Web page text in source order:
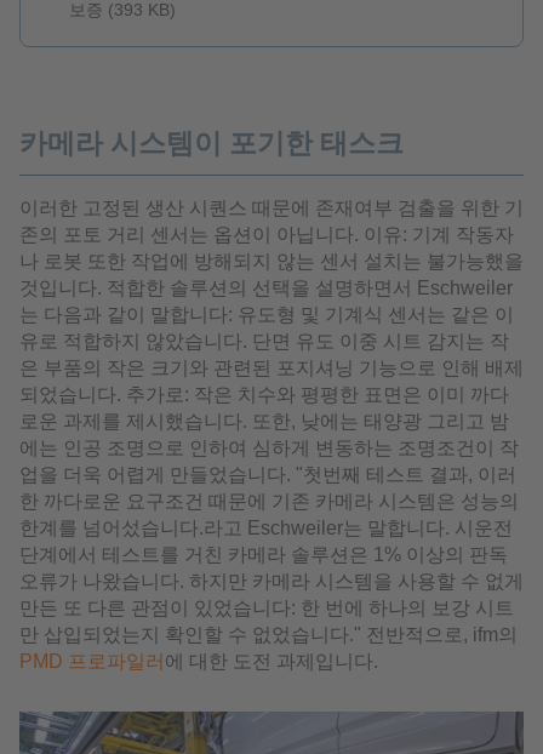
보증 (393 KB)
카메라 시스템이 포기한 태스크
이러한 고정된 생산 시퀀스 때문에 존재여부 검출을 위한 기
존의 포토 거리 센서는 옵션이 아닙니다. 이유: 기계 작동자
나 로봇 또한 작업에 방해되지 않는 센서 설치는 불가능했을
것입니다. 적합한 솔루션의 선택을 설명하면서 Eschweiler
는 다음과 같이 말합니다: 유도형 및 기계식 센서는 같은 이
유로 적합하지 않았습니다. 단면 유도 이중 시트 감지는 작
은 부품의 작은 크기와 관련된 포지셔닝 기능으로 인해 배제
되었습니다. 추가로: 작은 치수와 평평한 표면은 이미 까다
로운 과제를 제시했습니다. 또한, 낮에는 태양광 그리고 밤
에는 인공 조명으로 인하여 심하게 변동하는 조명조건이 작
업을 더욱 어렵게 만들었습니다. "첫번째 테스트 결과, 이러
한 까다로운 요구조건 때문에 기존 카메라 시스템은 성능의
한계를 넘어섰습니다.라고 Eschweiler는 말합니다. 시운전
단계에서 테스트를 거친 카메라 솔루션은 1% 이상의 판독
오류가 나왔습니다. 하지만 카메라 시스템을 사용할 수 없게
만든 또 다른 관점이 있었습니다: 한 번에 하나의 보강 시트
만 삽입되었는지 확인할 수 없었습니다." 전반적으로, ifm의
PMD 프로파일러 에 대한 도전 과제입니다.